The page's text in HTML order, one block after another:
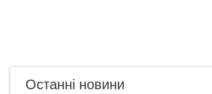
Останні новини